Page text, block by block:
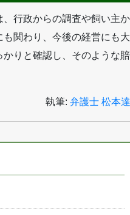
行政からの調査や飼い主
関わり、今後の経営にも大
りと確認し、そのような
執筆: 弁護士 松本